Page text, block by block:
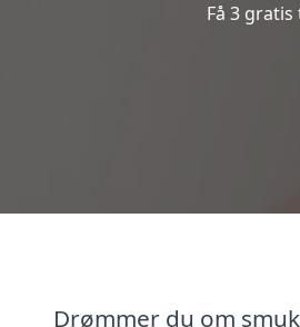
Få 3
Drømmer du om